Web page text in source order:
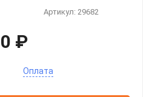
Артикул: 29682
₽
Оплата